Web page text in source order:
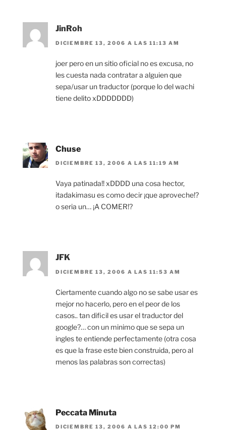
JinRoh
DICIEMBRE 13, 2006 A LAS 11:13 AM
joer pero en un sitio oficial no es excusa, no
les cuesta nada contratar a alguien que
sepa/usar un traductor (porque lo del wachi
tiene delito xDDDDDDD)
Chuse
DICIEMBRE 13, 2006 A LAS 11:19 AM
Vaya patinada!! xDDDD una cosa hector,
itadakimasu es como decir ¡que aproveche!?
o seria un… ¡A COMER!?
JFK
DICIEMBRE 13, 2006 A LAS 11:53 AM
Ciertamente cuando algo no se sabe usar es
mejor no hacerlo, pero en el peor de los
casos.. tan dificil es usar el traductor del
google?… con un minimo que se sepa un
ingles te entiende perfectamente (otra cosa
es que la frase este bien construida, pero al
menos las palabras son correctas)
Peccata Minuta
DICIEMBRE 13, 2006 A LAS 12:00 PM